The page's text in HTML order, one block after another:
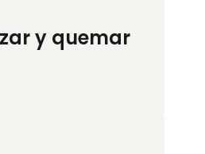
y quemar